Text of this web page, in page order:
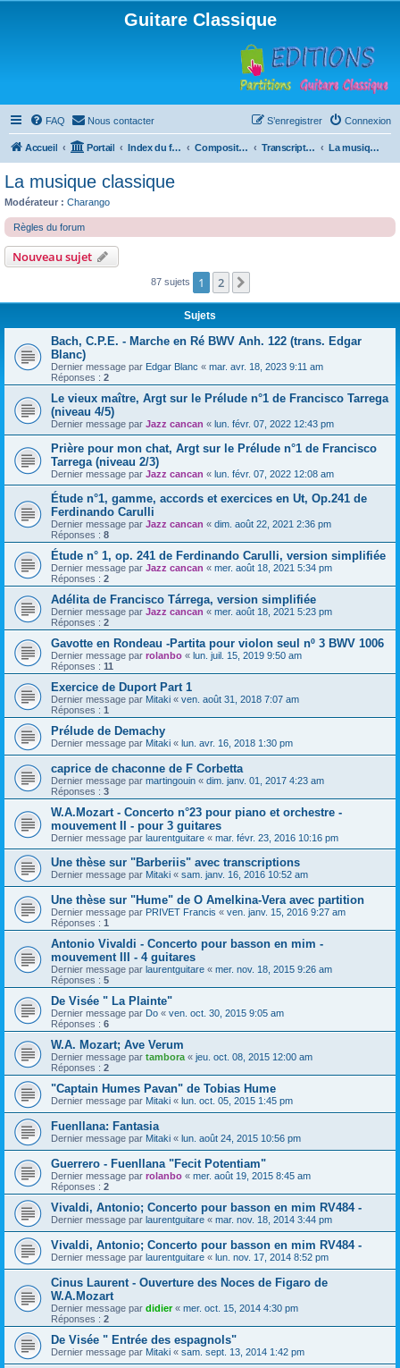
Guitare Classique
FAQ Nous contacter Connexion
S’enregistrer
Accueil Portail Index du forum Compositions Transcriptions et arrangements La musique classique
La musique classique
Modérateur : Charango
Règles du forum
Nouveau sujet
87 sujets 1 2
Sujets
Bach, C.P.E. - Marche en Ré BWV Anh. 122 (trans. Edgar
Blanc)
Dernier message par Edgar Blanc « mar. avr. 18, 2023 9:11 am
Réponses : 2
Le vieux maître, Argt sur le Prélude n°1 de Francisco Tarrega
(niveau 4/5)
Dernier message par Jazz cancan « lun. févr. 07, 2022 12:43 pm
Prière pour mon chat, Argt sur le Prélude n°1 de Francisco
Tarrega (niveau 2/3)
Dernier message par Jazz cancan « lun. févr. 07, 2022 12:08 am
Étude n°1, gamme, accords et exercices en Ut, Op.241 de
Ferdinando Carulli
Dernier message par Jazz cancan « dim. août 22, 2021 2:36 pm
Réponses : 8
Étude n° 1, op. 241 de Ferdinando Carulli, version simplifiée
Dernier message par Jazz cancan « mer. août 18, 2021 5:34 pm
Réponses : 2
Adélita de Francisco Tárrega, version simplifiée
Dernier message par Jazz cancan « mer. août 18, 2021 5:23 pm
Réponses : 2
Gavotte en Rondeau -Partita pour violon seul nº 3 BWV 1006
Dernier message par rolanbo « lun. juil. 15, 2019 9:50 am
Réponses : 11
Exercice de Duport Part 1
Dernier message par Mitaki « ven. août 31, 2018 7:07 am
Réponses : 1
Prélude de Demachy
Dernier message par Mitaki « lun. avr. 16, 2018 1:30 pm
caprice de chaconne de F Corbetta
Dernier message par martingouin « dim. janv. 01, 2017 4:23 am
Réponses : 3
W.A.Mozart - Concerto n°23 pour piano et orchestre -
mouvement II - pour 3 guitares
Dernier message par laurentguitare « mar. févr. 23, 2016 10:16 pm
Une thèse sur "Barberiis" avec transcriptions
Dernier message par Mitaki « sam. janv. 16, 2016 10:52 am
Une thèse sur "Hume" de O Amelkina-Vera avec partition
Dernier message par PRIVET Francis « ven. janv. 15, 2016 9:27 am
Réponses : 1
Antonio Vivaldi - Concerto pour basson en mim -
mouvement III - 4 guitares
Dernier message par laurentguitare « mer. nov. 18, 2015 9:26 am
Réponses : 5
De Visée " La Plainte"
Dernier message par Do « ven. oct. 30, 2015 9:05 am
Réponses : 6
W.A. Mozart; Ave Verum
Dernier message par tambora « jeu. oct. 08, 2015 12:00 am
Réponses : 2
"Captain Humes Pavan" de Tobias Hume
Dernier message par Mitaki « lun. oct. 05, 2015 1:45 pm
Fuenllana: Fantasia
Dernier message par Mitaki « lun. août 24, 2015 10:56 pm
Guerrero - Fuenllana "Fecit Potentiam"
Dernier message par rolanbo « mer. août 19, 2015 8:45 am
Réponses : 2
Vivaldi, Antonio; Concerto pour basson en mim RV484 -
Dernier message par laurentguitare « mar. nov. 18, 2014 3:44 pm
Vivaldi, Antonio; Concerto pour basson en mim RV484 -
Dernier message par laurentguitare « lun. nov. 17, 2014 8:52 pm
Cinus Laurent - Ouverture des Noces de Figaro de
W.A.Mozart
Dernier message par didier« mer. oct. 15, 2014 4:30 pm
Réponses : 2
De Visée " Entrée des espagnols"
Dernier message par Mitaki « sam. sept. 13, 2014 1:42 pm